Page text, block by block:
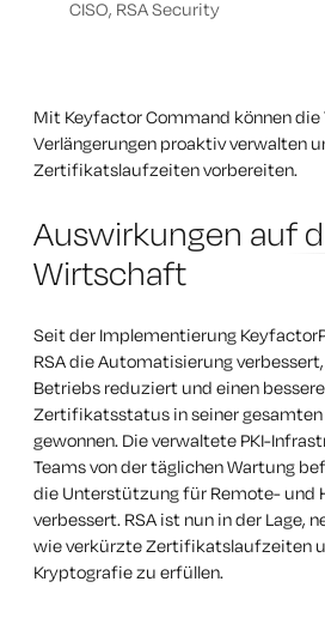
CISO, RSA Security
Mit Keyfactor Command können die
Verlängerungen proaktiv verwalten
Zertifikatslaufzeiten vorbereiten.
Auswirkungen auf
Wirtschaft
Seit der Implementierung
RSA die Automatisierung
Betriebs reduziert und einen
Zertifikatsstatus in seiner
gewonnen. Die verwaltete PKI-
Teams von der täglichen Wartung
die Unterstützung für Remote-
verbessert. RSA ist nun in der Lage,
wie verkürzte Zertifikatslaufzeiten
Kryptografie zu erfüllen.